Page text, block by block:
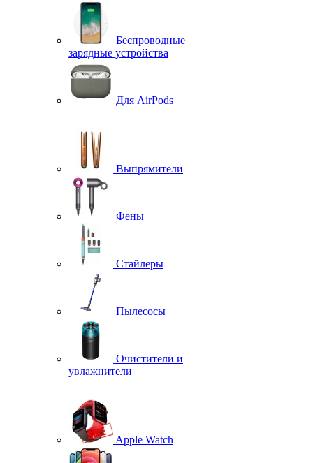
Беспроводные
зарядные устройства
Для AirPods
Выпрямители
Фены
Стайлеры
Пылесосы
Очистители и
увлажнители
Apple Watch